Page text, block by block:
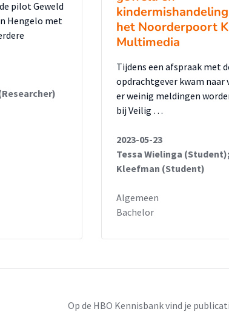
pilot Geweld
Hengelo met
het Noorderpoort
Multimedia
Tijdens een afspraak met
opdrachtgever kwam naar
er weinig meldingen
bij Veilig …
2023-05-23
Tessa Wielinga
Kleefman (Student)
Algemeen
Bachelor
Op de HBO Kennisbank vind je